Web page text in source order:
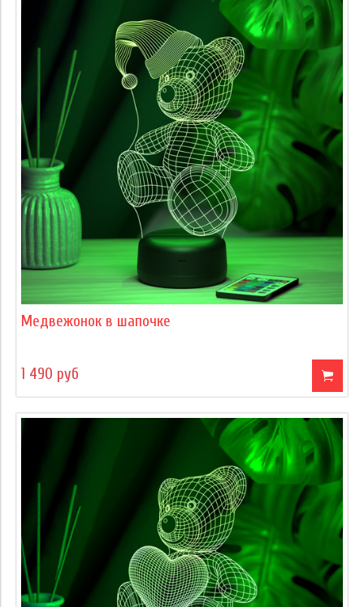
Медвежонок в шапочке
1 490 руб